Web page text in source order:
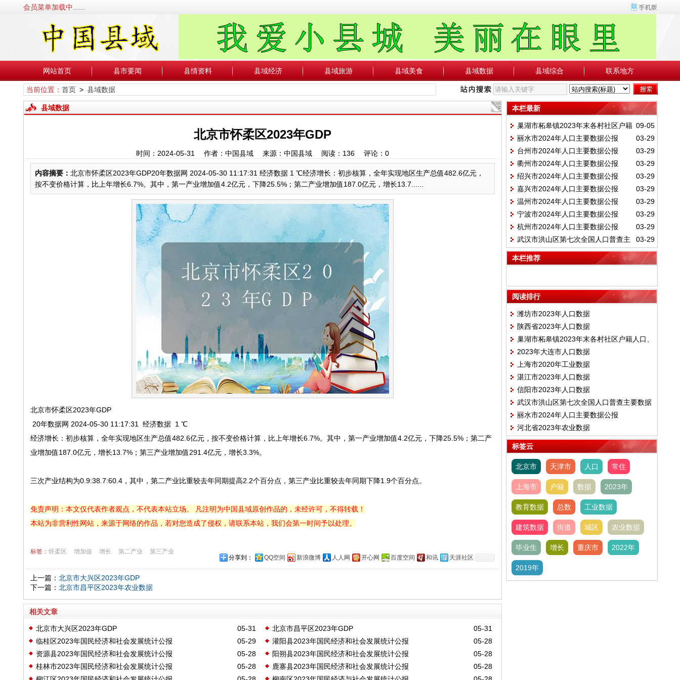
会员菜单加载中......
网站首页 县市要闻 县情资料 县域经济 县域旅游 县域美食 县域数据 县域综合 联系地方
当前位置： 首页> 县域数据
县域数据
北京市怀柔区2023年GDP
时间：2024-05-31 作者：中国县域 来源：中国县域 阅读： 136评论： 0
内容摘要： 北京市怀柔区2023年GDP20年数据网 2024-05-30 11:17:31 经济数据 1 ℃经济增长：初步核算，全年实现地区生产总值482.6亿元，
按不变价格计算，比上年增长6.7%。其中，第一产业增加值4.2亿元，下降25.5%；第二产业增加值187.0亿元，增长13.7......
北京市怀柔区2023年GDP
20年数据网 2024-05-30 11:17:31 经济数据 1 ℃
经济增长：初步核算，全年实现地区生产总值482.6亿元，按不变价格计算，比上年增长6.7%。其中，第一产业增加值4.2亿元，下降25.5%；第二产
业增加值187.0亿元，增长13.7%；第三产业增加值291.4亿元，增长3.3%。
三次产业结构为0.9:38.7:60.4，其中，第二产业比重较去年同期提高2.2个百分点，第三产业比重较去年同期下降1.9个百分点。
免责声明：本文仅代表作者观点，不代表本站立场。 凡注明为中国县域原创作品的，未经许可，不得转载！
本站为非营利性网站，来源于网络的作品，若对您造成了侵权，请联系本站，我们会第一时间予以处理。
标签： 怀柔区 增加值 增长 第二产业
第三产业
分享到：
QQ空间 新浪微博 人人网 开心网 百度空间 和讯 天涯社区
上一篇： 北京市大兴区2023年GDP
下一篇： 北京市昌平区2023年农业数据
相关文章
05-31
北京市大兴区2023年GDP 05-31
北京市昌平区2023年GDP
05-29
临桂区2023年国民经济和社会发展统计公报 05-28
灌阳县2023年国民经济和社会发展统计公报
05-28
资源县2023年国民经济和社会发展统计公报‍‍‍‍‍‍ 05-28
阳朔县2023年国民经济和社会发展统计公报
05-28
桂林市2023年国民经济和社会发展统计公报 05-28
鹿寨县2023年国民经济和社会发展统计公报
本栏最新
09-05
巢湖市柘皋镇2023年末各村社区户籍
人口、村民小组一览表
03-29
丽水市2024年人口主要数据公报
03-29
台州市2024年人口主要数据公报
03-29
衢州市2024年人口主要数据公报
03-29
绍兴市2024年人口主要数据公报
03-29
嘉兴市2024年人口主要数据公报
03-29
温州市2024年人口主要数据公报
03-29
宁波市2024年人口主要数据公报
03-29
杭州市2024年人口主要数据公报
03-29
武汉市洪山区第七次全国人口普查主
要数据
本栏推荐
阅读排行
潍坊市2023年人口数据
陕西省2023年人口数据
巢湖市柘皋镇2023年末各村社区户籍人口、
村民小组一览表
2023年大连市人口数据
上海市2020年工业数据
湛江市2023年人口数据
信阳市2023年人口数据
武汉市洪山区第七次全国人口普查主要数据
丽水市2024年人口主要数据公报
河北省2023年农业数据
标签云
北京市 天津市 人口 常住
上海市 户籍 数据 2023年
教育数据 总数 工业数据
建筑数据 街道 城区 农业数据
毕业生 增长 重庆市 2022年
2019年